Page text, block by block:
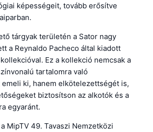
képességeit, tovább erősítve
tárgyak területén a Sator nagy
a Reynaldo Pacheco által kiadott
Ez a kollekció nemcsak a
tartalomra való
ki, hanem elkötelezettségét is,
biztosítson az alkotók és a
egyaránt.
MipTV 49. Tavaszi Nemzetközi